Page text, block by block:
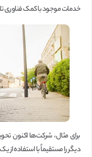
خدمات موجود با کمک فناوری
برای مثال، شرکت‌ها اکنون